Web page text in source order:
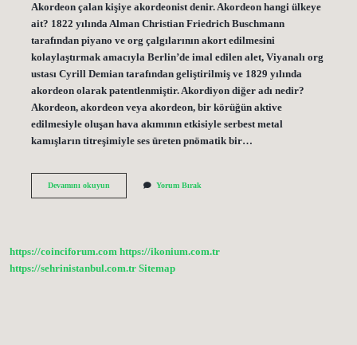
Akordeon çalan kişiye akordeonist denir. Akordeon hangi ülkeye
ait? 1822 yılında Alman Christian Friedrich Buschmann
tarafından piyano ve org çalgılarının akort edilmesini
kolaylaştırmak amacıyla Berlin’de imal edilen alet, Viyanalı org
ustası Cyrill Demian tarafından geliştirilmiş ve 1829 yılında
akordeon olarak patentlenmiştir. Akordiyon diğer adı nedir?
Akordeon, akordeon veya akordeon, bir körüğün aktive
edilmesiyle oluşan hava akımının etkisiyle serbest metal
kamışların titreşimiyle ses üreten pnömatik bir…
Devamını okuyunAkordeon
Yorum Bırak
https://coinciforum.com https://ikonium.com.tr
https://sehrinistanbul.com.tr Sitemap